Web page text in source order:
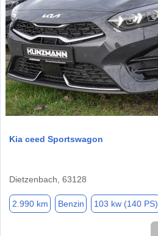
Kia ceed Sportswagon
Dietzenbach, 63128
2.990 km Benzin 103 kw (140 PS)